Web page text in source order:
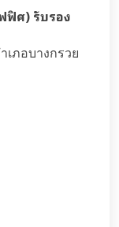
ฟิศ) รับรอง
เภอบางกรวย